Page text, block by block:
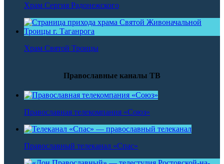
Храм Сергия Радонежского
Храм Святой Троицы
Православные каналы ТВ
Православная телекомпания «Союз»
Православный телеканал «Спас»